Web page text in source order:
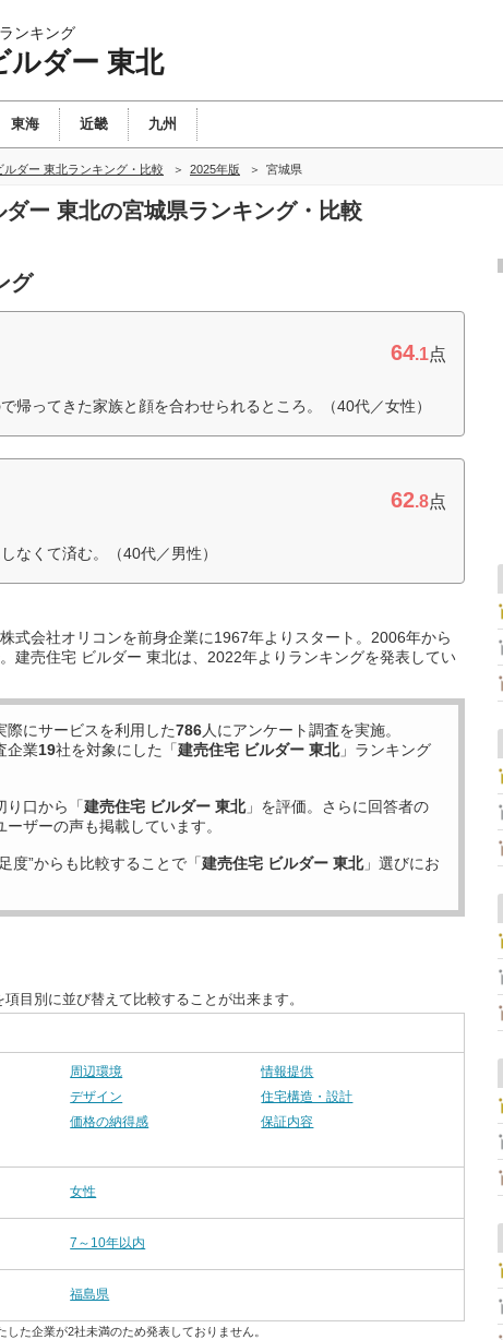
ンキング
ルダー 東北
東海 近畿 九州
ダー 東北ランキング・比較 2025年版 宮城県
ダー 東北の宮城県ランキング・比較
グ
64.1点
帰ってきた家族と顔を合わせられるところ。（40代／女性）
62.8点
なくて済む。（40代／男性）
式会社オリコンを前身企業に1967年よりスタート。2006年から
建売住宅 ビルダー 東北は、2022年よりランキングを発表してい
際にサービスを利用した786人にアンケート調査を実施。
企業19社を対象にした「建売住宅 ビルダー 東北」ランキング
り口から「建売住宅 ビルダー 東北」を評価。さらに回答者の
ザーの声も掲載しています。
度”からも比較することで「建売住宅 ビルダー 東北」選びにお
目別に並び替えて比較することが出来ます。
周辺環境
情報提供
デザイン
住宅構造・設計
価格の納得感
保証内容
女性
7～10年以内
福島県
た企業が2社未満のため発表しておりません。